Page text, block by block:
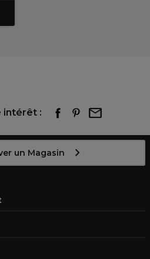
intérêt :
un Magasin